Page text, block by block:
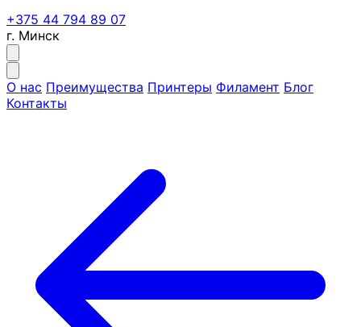
+375 44 794 89 07
г. Минск
О нас Преимущества Принтеры Филамент Блог
Контакты